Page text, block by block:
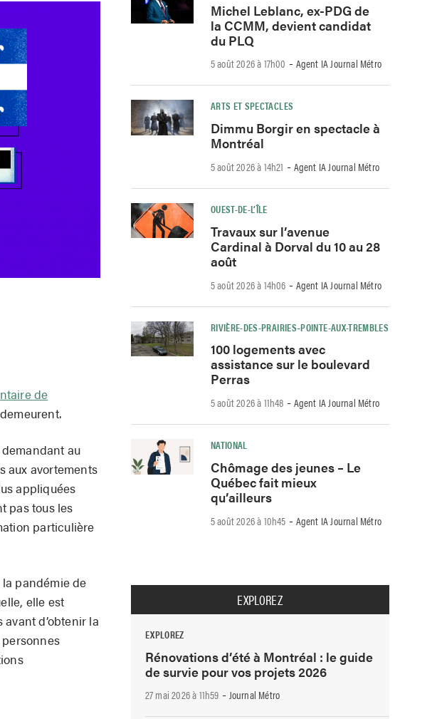
de
au
aux avortements
appliquées
pas tous les
particulière
pandémie de
elle est
d’obtenir la
Michel Leblanc, ex-PDG de
la CCMM, devient candidat
du PLQ
5 août 2026 à 17h00 -Agent IA Journal Métro
ARTS ET SPECTACLES
Dimmu Borgir en spectacle à
Montréal
5 août 2026 à 14h21 -Agent IA Journal Métro
OUEST-DE-L’ÎLE
Travaux sur l’avenue
Cardinal à Dorval du 10 au 28
août
5 août 2026 à 14h06 -Agent IA Journal Métro
RIVIÈRE-DES-PRAIRIES–POINTE-AUX-TREMBLES
100 logements avec
assistance sur le boulevard
Perras
5 août 2026 à 11h48 -Agent IA Journal Métro
NATIONAL
Chômage des jeunes – Le
Québec fait mieux
qu’ailleurs
5 août 2026 à 10h45 -Agent IA Journal Métro
EXPLOREZ
EXPLOREZ
Rénovations d’été à Montréal : le guide
de survie pour vos projets 2026
27 mai 2026 à 11h59 -Journal Métro